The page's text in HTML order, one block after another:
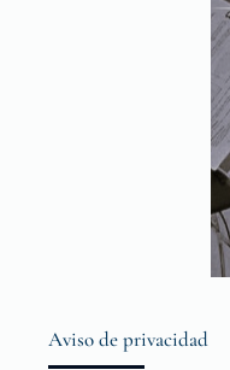
Aviso de privacidad